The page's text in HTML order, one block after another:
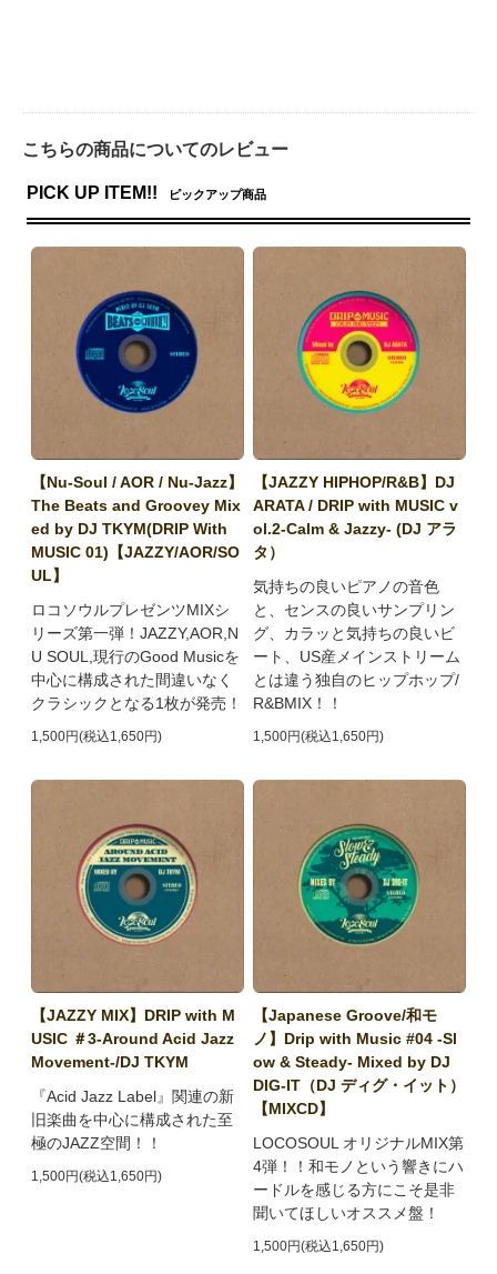
こちらの商品についてのレビュー
PICK UP ITEM!! ピックアップ商品
【Nu-Soul / AOR / Nu-Jazz】
The Beats and Groovey Mix
ed by DJ TKYM(DRIP With
MUSIC 01)【JAZZY/AOR/SO
UL】
ロコソウルプレゼンツMIXシ
リーズ第一弾！JAZZY,AOR,N
U SOUL,現行のGood Musicを
中心に構成された間違いなく
クラシックとなる1枚が発売！
1,500円(税込1,650円)
【JAZZY HIPHOP/R&B】DJ
ARATA / DRIP with MUSIC v
ol.2-Calm & Jazzy- (DJ アラ
タ）
気持ちの良いピアノの音色
と、センスの良いサンプリン
グ、カラッと気持ちの良いビ
ート、US産メインストリーム
とは違う独自のヒップホップ/
R&BMIX！！
1,500円(税込1,650円)
【JAZZY MIX】DRIP with M
USIC ＃3-Around Acid Jazz
Movement-/DJ TKYM
『Acid Jazz Label』関連の新
旧楽曲を中心に構成された至
極のJAZZ空間！！
1,500円(税込1,650円)
【Japanese Groove/和モ
ノ】Drip with Music #04 -Sl
ow & Steady- Mixed by DJ
DIG-IT（DJ ディグ・イット）
【MIXCD】
LOCOSOUL オリジナルMIX第
4弾！！和モノという響きにハ
ードルを感じる方にこそ是非
聞いてほしいオススメ盤！
1,500円(税込1,650円)